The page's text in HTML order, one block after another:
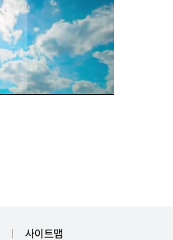
사이트맵